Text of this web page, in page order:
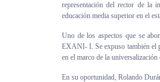
representación del rector de la
educación media superior en el
Uno de los aspectos que se
EXANI- I. Se expuso también el
en el marco de la
En su oportunidad, Rolando